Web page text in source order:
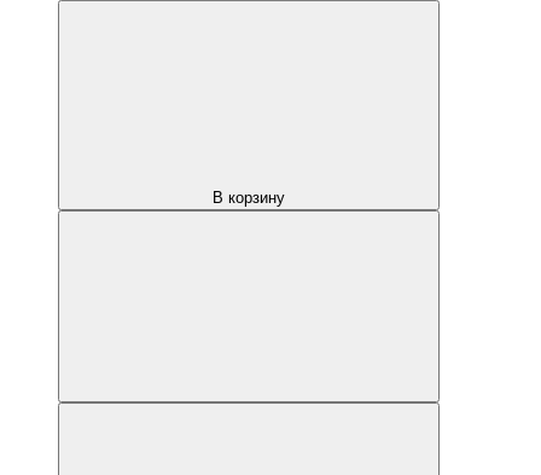
В корзину